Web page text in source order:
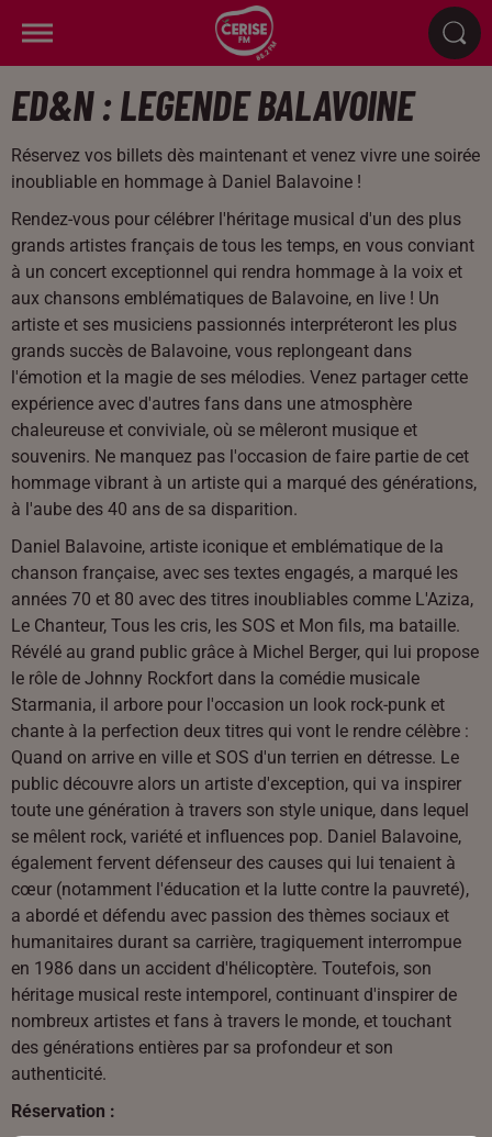
ED&N : LEGENDE BALAVOINE
Réservez vos billets dès maintenant et venez vivre une soirée
inoubliable en hommage à Daniel Balavoine !
Rendez-vous pour célébrer l'héritage musical d'un des plus
grands artistes français de tous les temps, en vous conviant
à un concert exceptionnel qui rendra hommage à la voix et
aux chansons emblématiques de Balavoine, en live ! Un
artiste et ses musiciens passionnés interpréteront les plus
grands succès de Balavoine, vous replongeant dans
l'émotion et la magie de ses mélodies. Venez partager cette
expérience avec d'autres fans dans une atmosphère
chaleureuse et conviviale, où se mêleront musique et
souvenirs. Ne manquez pas l'occasion de faire partie de cet
hommage vibrant à un artiste qui a marqué des générations,
à l'aube des 40 ans de sa disparition.
Daniel Balavoine, artiste iconique et emblématique de la
chanson française, avec ses textes engagés, a marqué les
années 70 et 80 avec des titres inoubliables comme L'Aziza,
Le Chanteur, Tous les cris, les SOS et Mon fils, ma bataille.
Révélé au grand public grâce à Michel Berger, qui lui propose
le rôle de Johnny Rockfort dans la comédie musicale
Starmania, il arbore pour l'occasion un look rock-punk et
chante à la perfection deux titres qui vont le rendre célèbre :
Quand on arrive en ville et SOS d'un terrien en détresse. Le
public découvre alors un artiste d'exception, qui va inspirer
toute une génération à travers son style unique, dans lequel
se mêlent rock, variété et influences pop. Daniel Balavoine,
également fervent défenseur des causes qui lui tenaient à
cœur (notamment l'éducation et la lutte contre la pauvreté),
a abordé et défendu avec passion des thèmes sociaux et
humanitaires durant sa carrière, tragiquement interrompue
en 1986 dans un accident d'hélicoptère. Toutefois, son
héritage musical reste intemporel, continuant d'inspirer de
nombreux artistes et fans à travers le monde, et touchant
des générations entières par sa profondeur et son
authenticité.
Réservation :